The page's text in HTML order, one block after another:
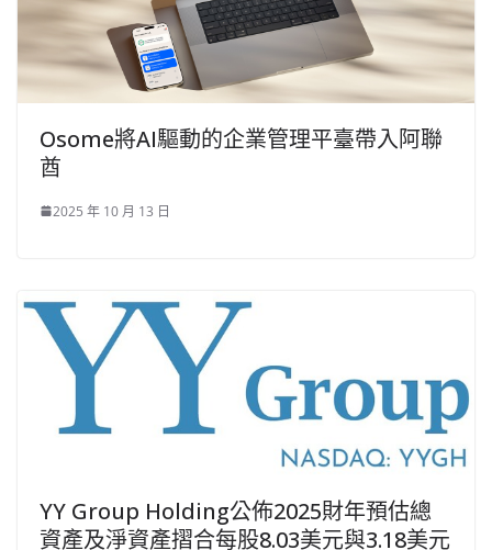
Osome將AI驅動的企業管理平臺帶入阿聯
酋
2025 年 10 月 13 日
YY Group Holding公佈2025財年預估總
資產及淨資產摺合每股8.03美元與3.18美元